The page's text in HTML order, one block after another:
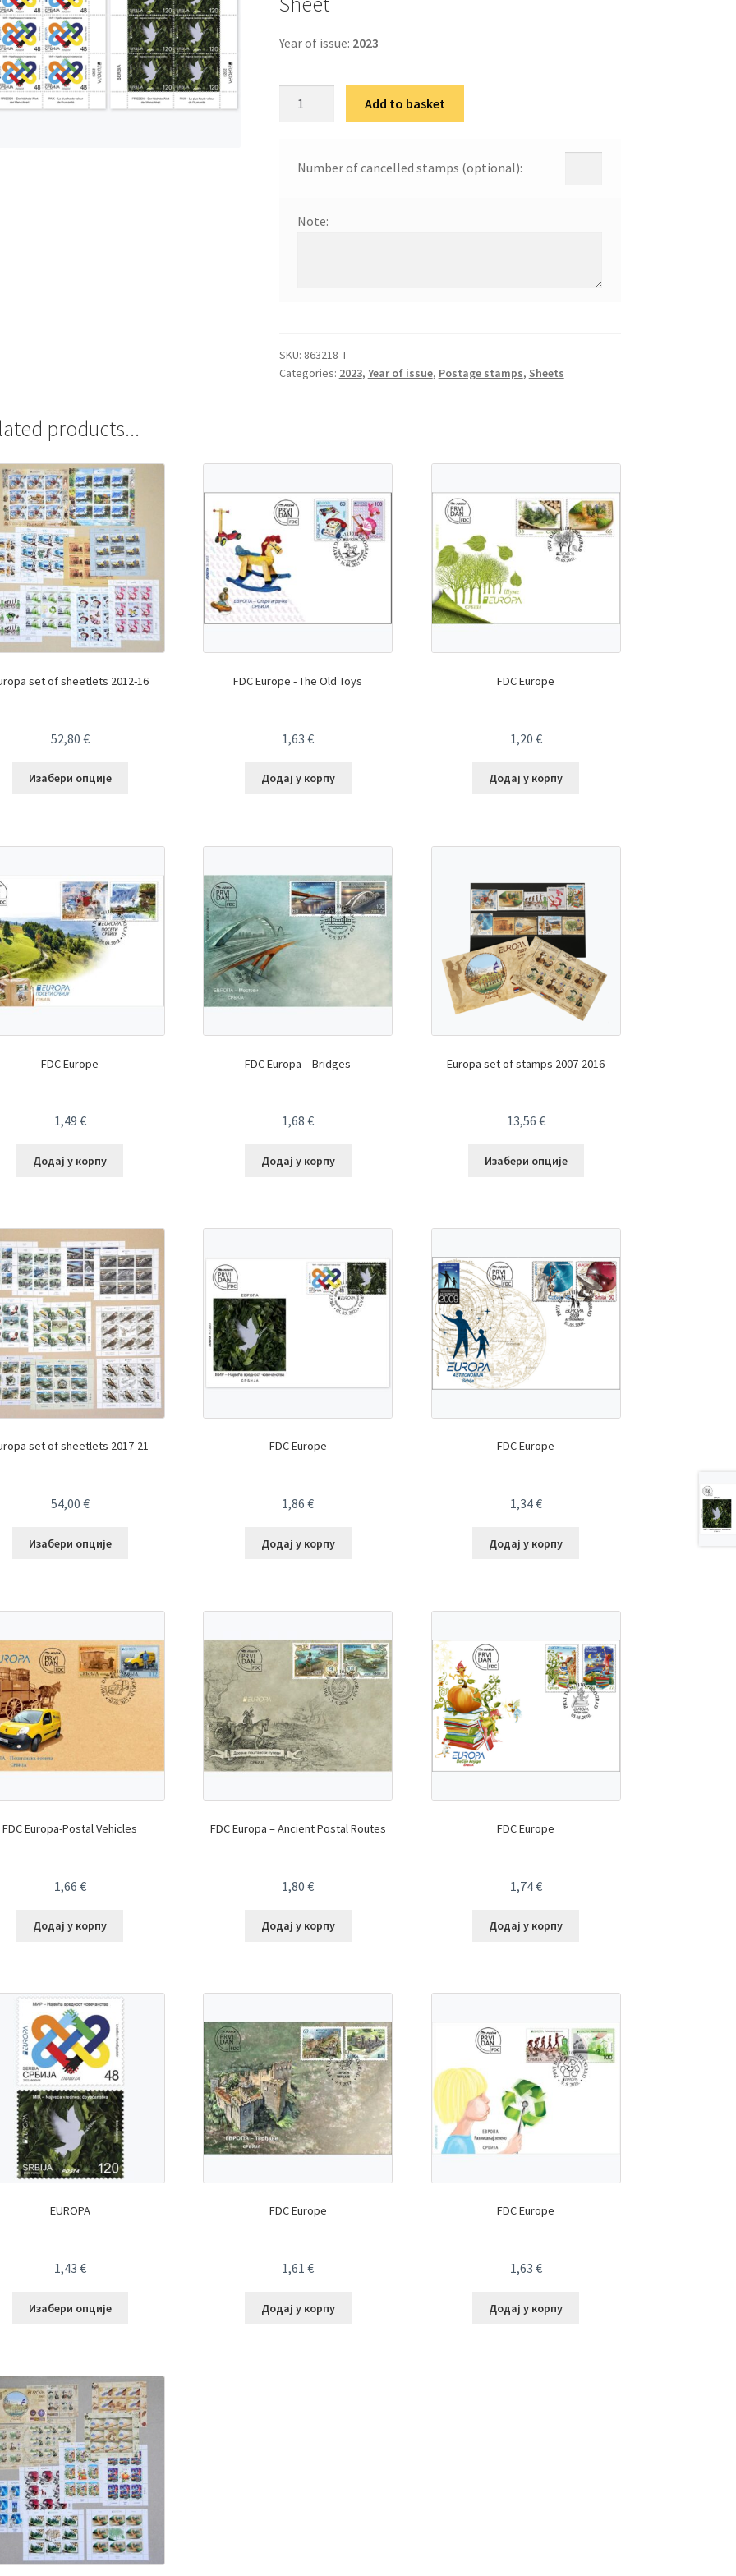
Year of issue: 2023
Add to basket
Number of cancelled stamps (optional):
Note:
SKU: 863218-Т
Categories: 2023, Year of issue, Postage stamps, Sheets
products...
set of sheetlets 2012-16
52,80 €
Изабери опције
FDC Europe - The Old Toys
1,63€
Додај у корпу
FDC Europe
1,20 €
Додај у корпу
FDC Europe
1,49 €
Додај у корпу
FDC Europa – Bridges
1,68€
Додај у корпу
Europa set of stamps 2007-2016
13,56 €
Изабери опције
set of sheetlets 2017-21
54,00 €
Изабери опције
FDC Europe
1,86€
Додај у корпу
FDC Europe
1,34€
Додај у корпу
FDC Europa-Postal Vehicles
1,66 €
Додај у корпу
FDC Europa – Ancient Postal Routes
1,80€
Додај у корпу
FDC Europe
1,74€
Додај у корпу
EUROPA
1,43 €
Изабери опције
FDC Europe
1,61€
Додај у корпу
FDC Europe
1,63 €
Додај у корпу